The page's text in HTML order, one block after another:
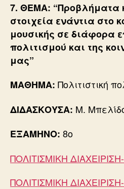
7. ΘΕΜΑ: “Προβλήματα
στοιχεία ενάντια στο
μουσικής σε διάφορα
πολιτισμού και της
μας”
ΜΑΘΗΜΑ: Πολιτιστική
ΔΙΔΑΣΚΟΥΣΑ: Μ.
ΕΞΑΜΗΝΟ: 8ο
ΠΟΛΙΤΙΣΜΙΚΗ
ΠΟΛΙΤΙΣΜΙΚΗ